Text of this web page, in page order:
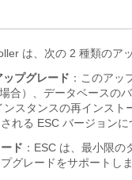
は、次の 2 種類のア
プグレード ：このアッ
合）、データベースの
ンスタンスの再インス
れる ESC バージョン
ド ：ESC は、最小限
グレードをサポートしま